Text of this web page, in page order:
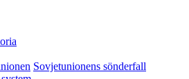
Sovjetunionens sönderfall